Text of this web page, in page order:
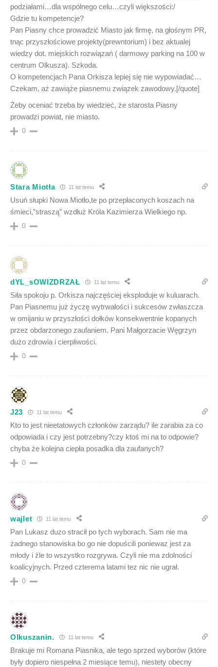
podziałami…dla wspólnego celu…czyli większości:/
Gdzie tu kompetencje?
Pan Piasny chce prowadzić Miasto jak firmę, na głośnym PR,
tnąc przyszłościowe projekty(prewntorium) i bez aktualej
wiedzy dot. miejskich rozwiązań ( darmowy parking na 100 w
centrum Olkusza). Szkoda.
O kompetencjach Pana Orkisza lepiej się nie wypowiadać…
Czekam, aż zawiąże piasnemu związek zawodowy.[/quote]
Żeby oceniać trzeba by wiedzieć, że starosta Piasny
prowadzi powiat, nie miasto.
0
Stara Miotła 11 lat temu
Usuń słupki Nowa Miotło,te po przepłaconych koszach na
śmieci,”straszą” wzdłuż Króla Kazimierza Wielkiego np.
0
dYL_sOWIZDRZAŁ 11 lat temu
Siła spokoju p. Orkisza najczęściej eksploduje w kuluarach.
Pan Piasnemu już życzę wytrwałości i sukcesów zwłaszcza
w omijaniu w przyszłości dołków konsekwentnie kopanych
przez obdarzonego zaufaniem. Pani Małgorzacie Węgrzyn
dużo zdrowia i cierpliwości.
0
J23 11 lat temu
Kto to jest nieetatowych członków zarządu? ile zarabia za co
odpowiada i czy jest potrzebny?czy ktoś mi na to odpowie?
chyba że kolejna ciepła posadka dla zaufanych?
0
wajlet 11 lat temu
Pan Lukasz duzo stracił po tych wyborach. Sam nie ma
żadnego stanowiska bo go nie dopuścili poniewaz jest za
młody i źle to wszystko rozgrywa. Czyli nie ma zdolności
koalicyjnych. Przed czterema latami tez nic nie ugrał.
0
Olkuszanin. 11 lat temu
Brakuje mi Romana Piasnika, ale tego sprzed wyborów (które
były dopiero niespełna 2 miesiące temu), niestety obecny